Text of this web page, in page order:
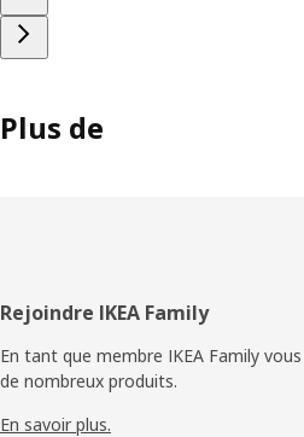
Plus de
Pied
de
page
Rejoindre IKEA Family
En tant que membre IKEA Family
de nombreux produits.
En savoir plus.